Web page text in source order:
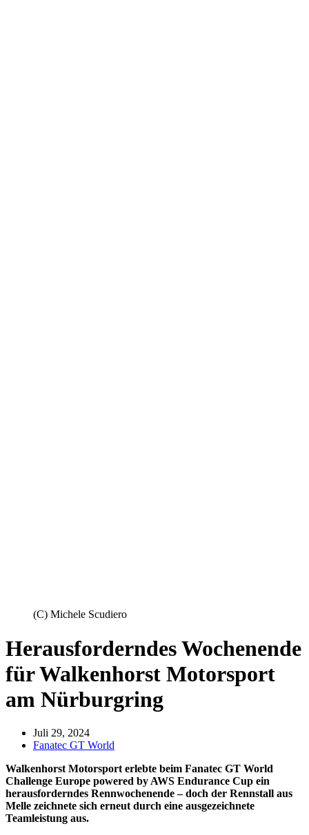
(C) Michele Scudiero
Herausforderndes Wochenende
für Walkenhorst Motorsport
am Nürburgring
Juli 29, 2024
Fanatec GT World
Walkenhorst Motorsport erlebte beim Fanatec GT World
Challenge Europe powered by AWS Endurance Cup ein
herausforderndes Rennwochenende – doch der Rennstall aus
Melle zeichnete sich erneut durch eine ausgezeichnete
Teamleistung aus.